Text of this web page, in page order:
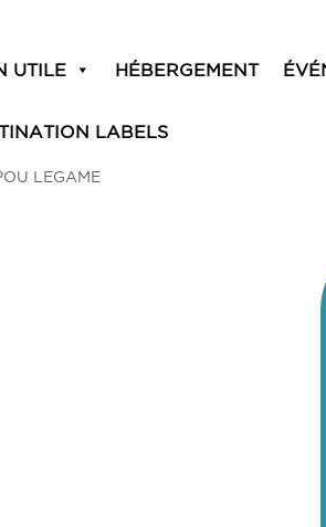
UTILE HÉBERGEMENT
LABELS
LEGAME